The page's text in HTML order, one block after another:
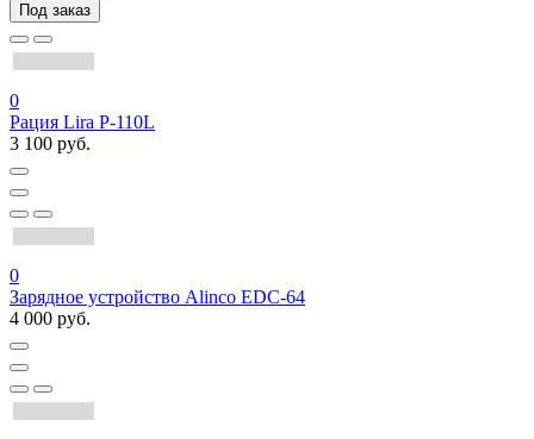
Под заказ
0
Рация Lira P-110L
3 100 руб.
0
Зарядное устройство Alinco EDC-64
4 000 руб.